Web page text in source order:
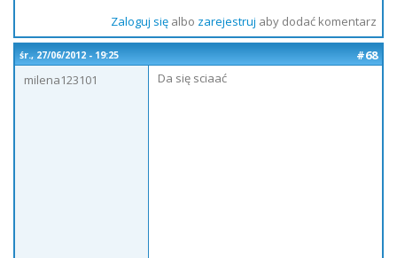
Zaloguj sięalbo zarejestruj aby dodać komentarz
śr., 27/06/2012 - 19:25
#68
milena123101
Da się sciaać